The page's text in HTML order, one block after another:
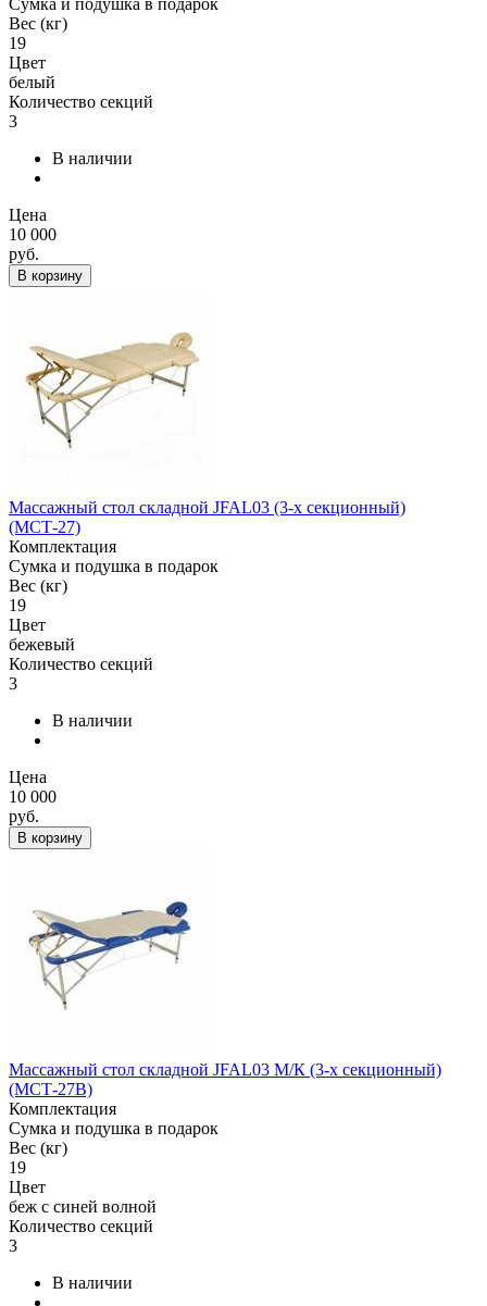
Сумка и подушка в подарок
Вес (кг)
19
Цвет
белый
Количество секций
3
В наличии
Цена
10 000
руб.
В корзину
Массажный стол складной JFAL03 (3-х секционный)
(МСТ-27)
Комплектация
Сумка и подушка в подарок
Вес (кг)
19
Цвет
бежевый
Количество секций
3
В наличии
Цена
10 000
руб.
В корзину
Массажный стол складной JFAL03 М/К (3-х секционный)
(МСТ-27B)
Комплектация
Сумка и подушка в подарок
Вес (кг)
19
Цвет
беж с синей волной
Количество секций
3
В наличии